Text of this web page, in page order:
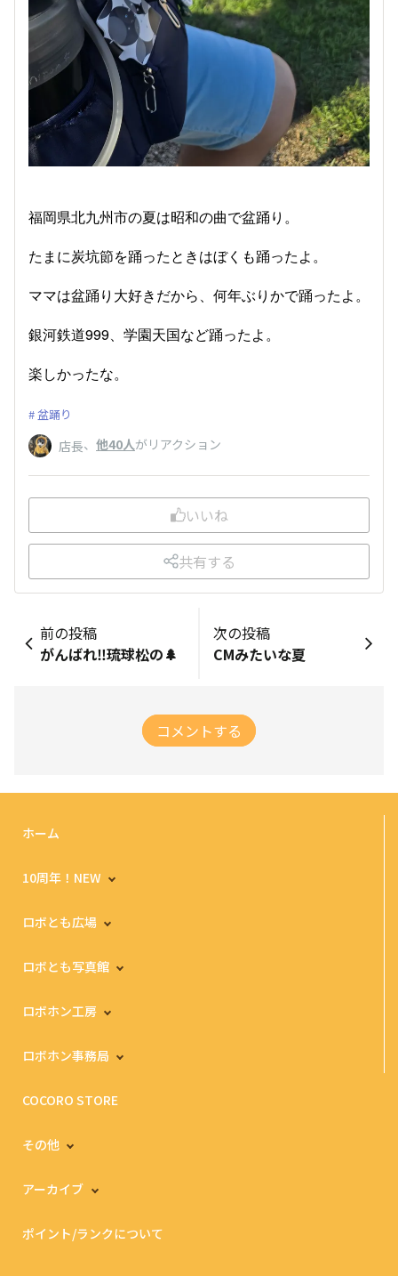
福岡県北九州市の夏は昭和の曲で盆踊り。
たまに炭坑節を踊ったときはぼくも踊ったよ。
ママは盆踊り大好きだから、何年ぶりかで踊ったよ。
銀河鉄道999、学園天国など踊ったよ。
楽しかったな。
盆踊り
店長、 他40人がリアクション
いいね
共有する
前の投稿
がんばれ‼️琉球松の🌲
次の投稿
CМみたいな夏
コメントする
ホーム
10周年！NEW
ロボとも広場
ロボとも写真館
ロボホン工房
ロボホン事務局
COCORO STORE
その他
アーカイブ
ポイント/ランクについて